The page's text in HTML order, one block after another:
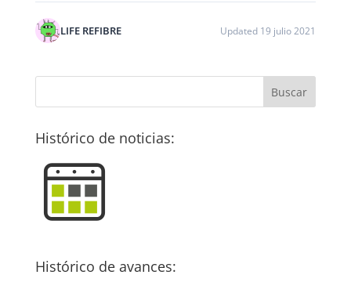
LIFE REFIBRE Updated 19 julio 2021
Histórico de noticias:
Histórico de avances: